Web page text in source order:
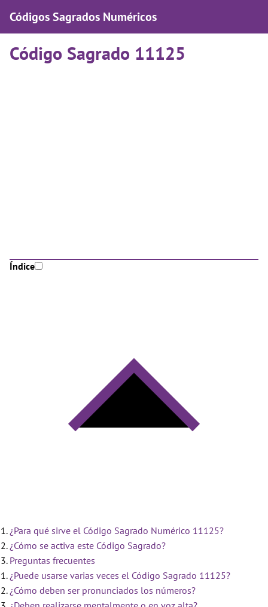
Códigos Sagrados Numéricos
Código Sagrado 11125
Índice
¿Para qué sirve el Código Sagrado Numérico 11125?
¿Cómo se activa este Código Sagrado?
Preguntas frecuentes
¿Puede usarse varias veces el Código Sagrado 11125?
¿Cómo deben ser pronunciados los números?